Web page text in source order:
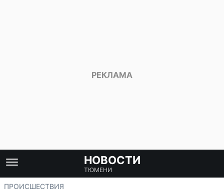
НОВОСТИ
ТЮМЕНИ
ПРОИСШЕСТВИЯ